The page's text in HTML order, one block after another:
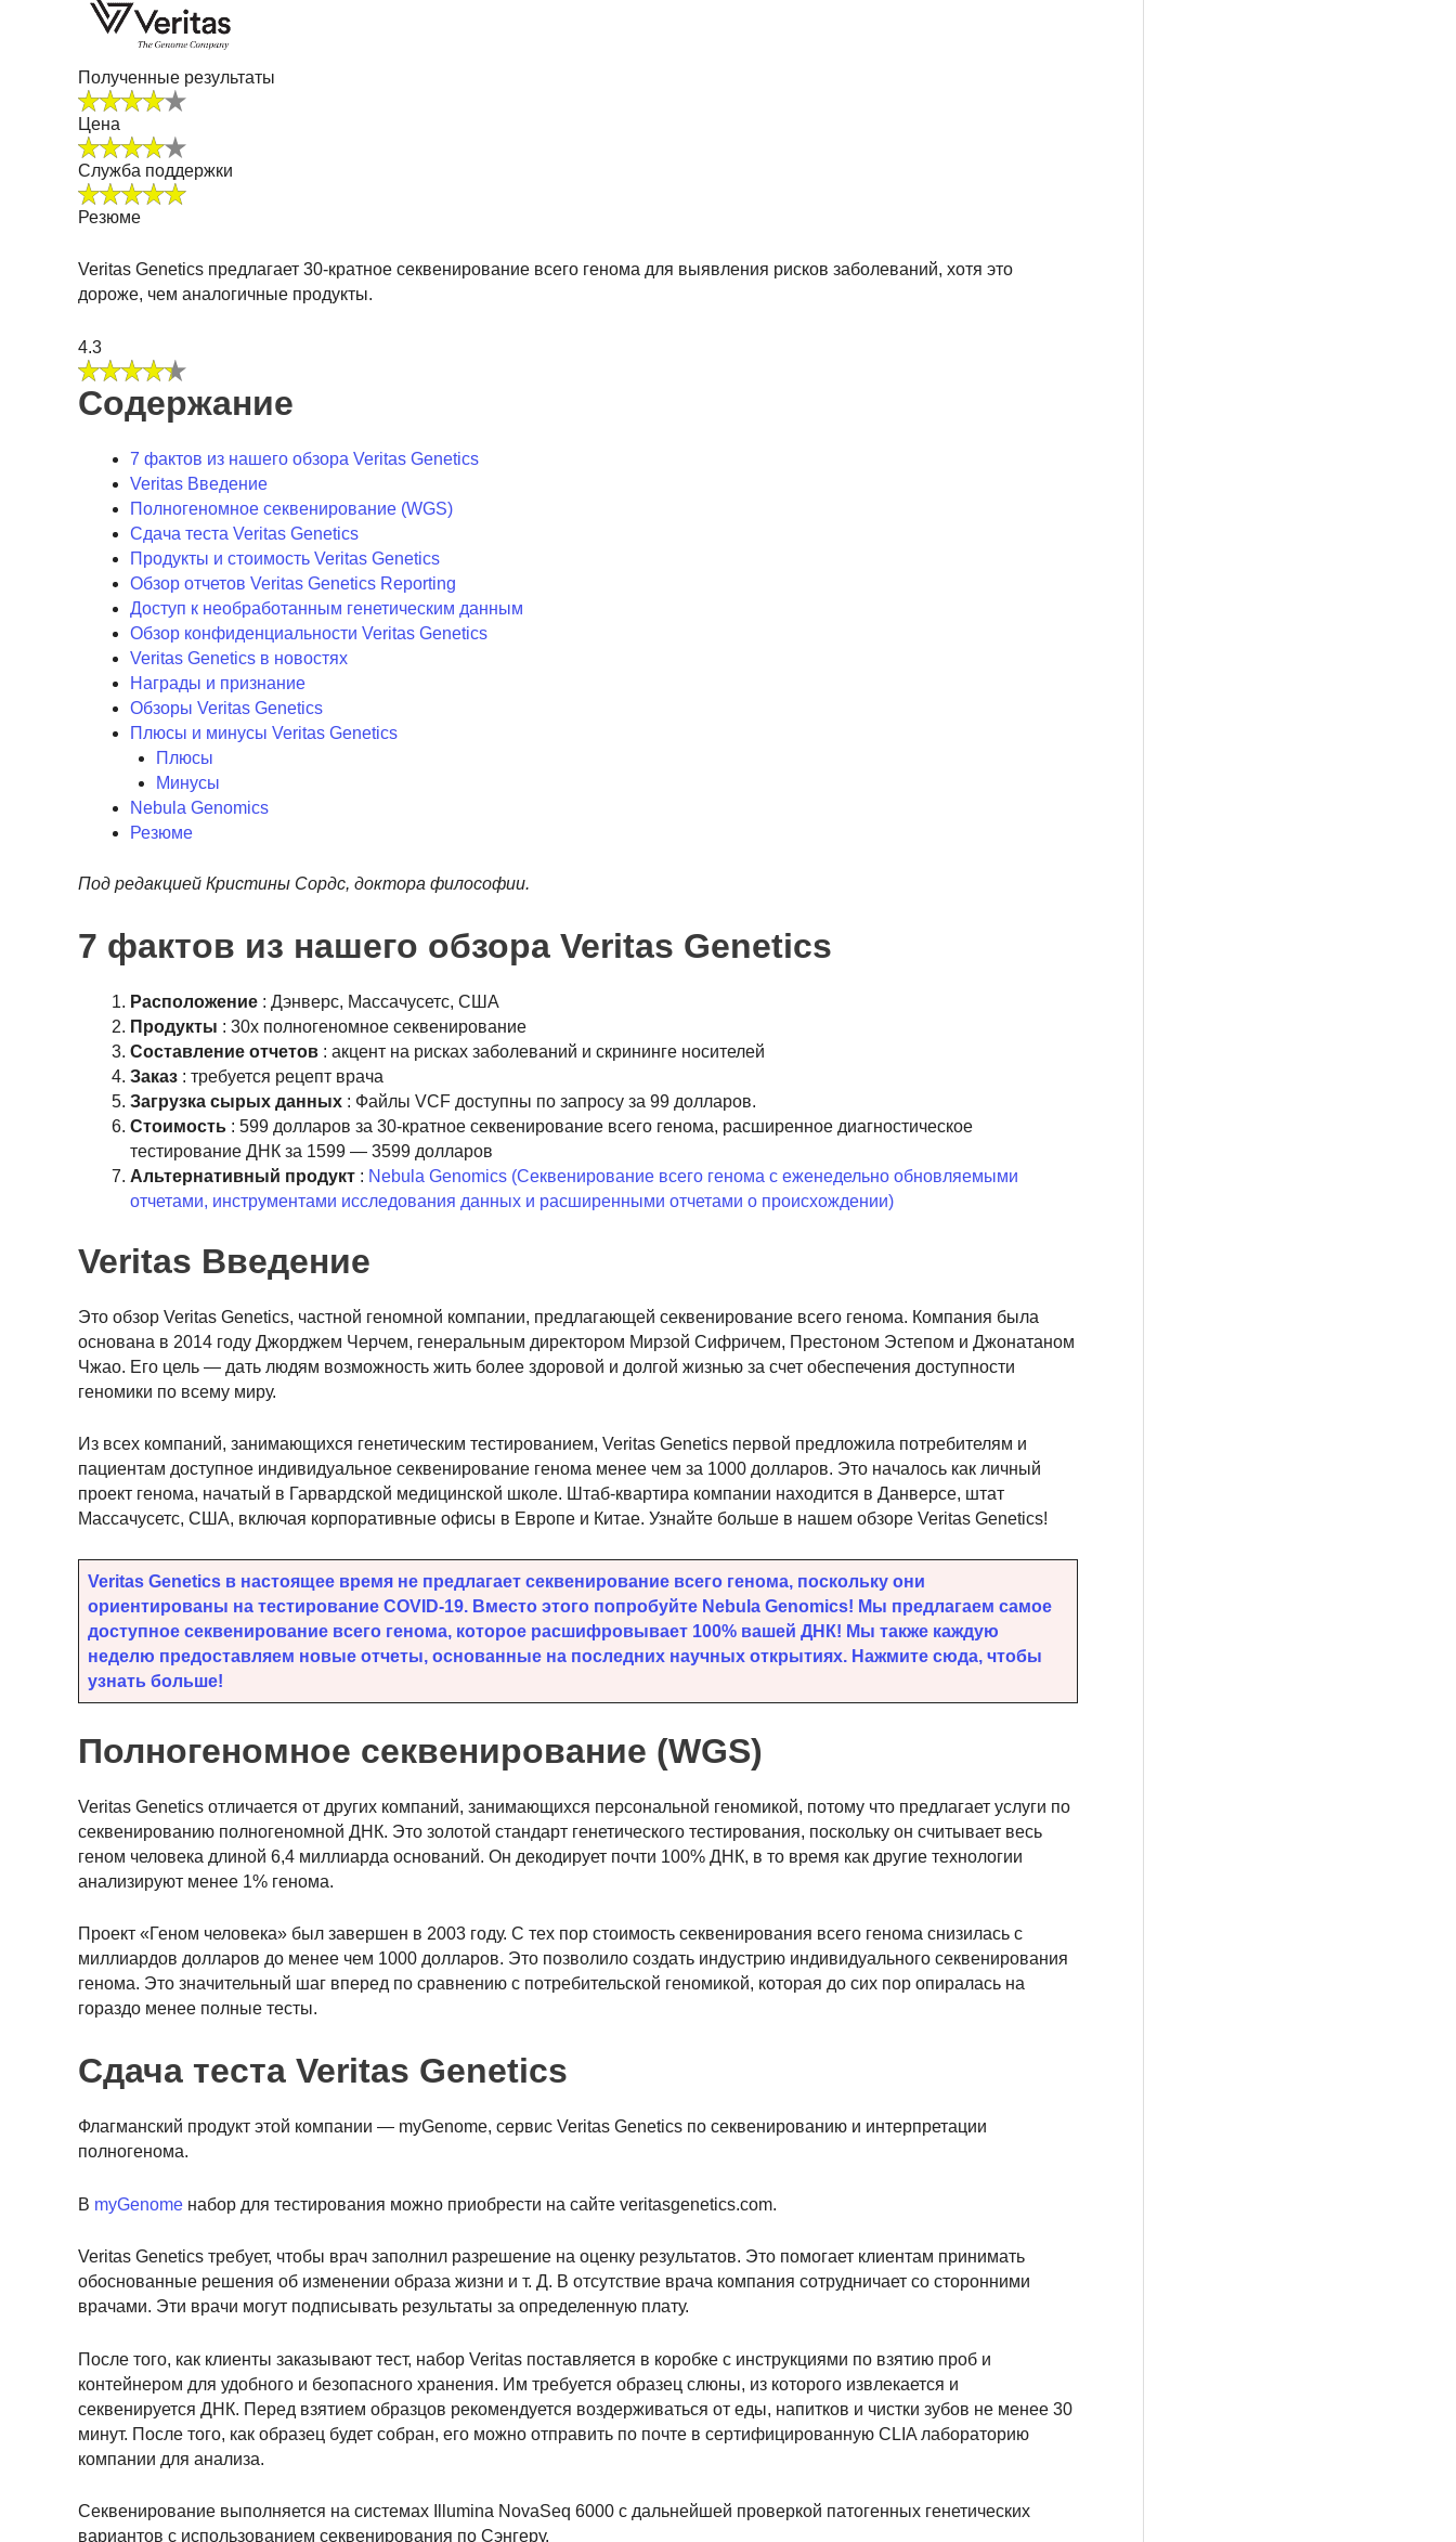
Полученные результаты
Цена
Служба поддержки
Резюме
Veritas Genetics предлагает 30-кратное секвенирование всего генома для выявления рисков заболеваний, хотя это
дороже, чем аналогичные продукты.
4.3
Содержание
7 фактов из нашего обзора Veritas Genetics
Veritas Введение
Полногеномное секвенирование (WGS)
Сдача теста Veritas Genetics
Продукты и стоимость Veritas Genetics
Обзор отчетов Veritas Genetics Reporting
Доступ к необработанным генетическим данным
Обзор конфиденциальности Veritas Genetics
Veritas Genetics в новостях
Награды и признание
Обзоры Veritas Genetics
Плюсы и минусы Veritas Genetics
Плюсы
Минусы
Nebula Genomics
Резюме
Под редакцией Кристины Сордс, доктора философии.
7 фактов из нашего обзора Veritas Genetics
Расположение : Дэнверс, Массачусетс, США
Продукты : 30x полногеномное секвенирование
Составление отчетов : акцент на рисках заболеваний и скрининге носителей
Заказ : требуется рецепт врача
Загрузка сырых данных : Файлы VCF доступны по запросу за 99 долларов.
Стоимость : 599 долларов за 30-кратное секвенирование всего генома, расширенное диагностическое
тестирование ДНК за 1599 — 3599 долларов
Альтернативный продукт : Nebula Genomics (Секвенирование всего генома с еженедельно обновляемыми
отчетами, инструментами исследования данных и расширенными отчетами о происхождении)
Veritas Введение
Это обзор Veritas Genetics, частной геномной компании, предлагающей секвенирование всего генома. Компания была
основана в 2014 году Джорджем Черчем, генеральным директором Мирзой Сифричем, Престоном Эстепом и Джонатаном
Чжао. Его цель — дать людям возможность жить более здоровой и долгой жизнью за счет обеспечения доступности
геномики по всему миру.
Из всех компаний, занимающихся генетическим тестированием, Veritas Genetics первой предложила потребителям и
пациентам доступное индивидуальное секвенирование генома менее чем за 1000 долларов. Это началось как личный
проект генома, начатый в Гарвардской медицинской школе. Штаб-квартира компании находится в Данверсе, штат
Массачусетс, США, включая корпоративные офисы в Европе и Китае. Узнайте больше в нашем обзоре Veritas Genetics!
Veritas Genetics в настоящее время не предлагает секвенирование всего генома, поскольку они
ориентированы на тестирование COVID-19. Вместо этого попробуйте Nebula Genomics! Мы предлагаем самое
доступное секвенирование всего генома, которое расшифровывает 100% вашей ДНК! Мы также каждую
неделю предоставляем новые отчеты, основанные на последних научных открытиях. Нажмите сюда, чтобы
узнать больше!
Полногеномное секвенирование (WGS)
Veritas Genetics отличается от других компаний, занимающихся персональной геномикой, потому что предлагает услуги по
секвенированию полногеномной ДНК. Это золотой стандарт генетического тестирования, поскольку он считывает весь
геном человека длиной 6,4 миллиарда оснований. Он декодирует почти 100% ДНК, в то время как другие технологии
анализируют менее 1% генома.
Проект «Геном человека» был завершен в 2003 году. С тех пор стоимость секвенирования всего генома снизилась с
миллиардов долларов до менее чем 1000 долларов. Это позволило создать индустрию индивидуального секвенирования
генома. Это значительный шаг вперед по сравнению с потребительской геномикой, которая до сих пор опиралась на
гораздо менее полные тесты.
Сдача теста Veritas Genetics
Флагманский продукт этой компании — myGenome, сервис Veritas Genetics по секвенированию и интерпретации
полногенома.
В myGenome набор для тестирования можно приобрести на сайте veritasgenetics.com.
Veritas Genetics требует, чтобы врач заполнил разрешение на оценку результатов. Это помогает клиентам принимать
обоснованные решения об изменении образа жизни и т. Д. В отсутствие врача компания сотрудничает со сторонними
врачами. Эти врачи могут подписывать результаты за определенную плату.
После того, как клиенты заказывают тест, набор Veritas поставляется в коробке с инструкциями по взятию проб и
контейнером для удобного и безопасного хранения. Им требуется образец слюны, из которого извлекается и
секвенируется ДНК. Перед взятием образцов рекомендуется воздерживаться от еды, напитков и чистки зубов не менее 30
минут. После того, как образец будет собран, его можно отправить по почте в сертифицированную CLIA лабораторию
компании для анализа.
Секвенирование выполняется на системах Illumina NovaSeq 6000 с дальнейшей проверкой патогенных генетических
вариантов с использованием секвенирования по Сэнгеру.